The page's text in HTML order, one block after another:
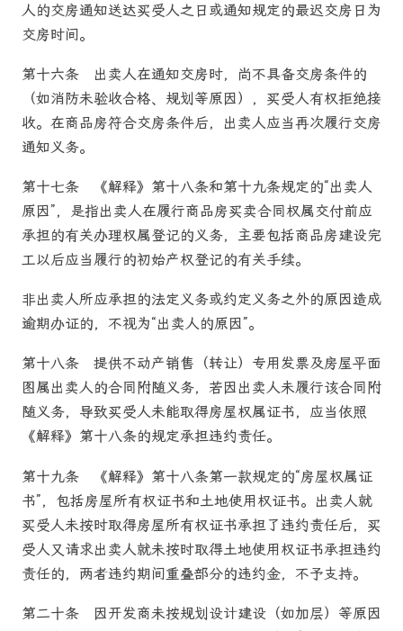
人的交房通知送达买受人之日或通知规定的最迟交房日为
交房时间。
第十六条 出卖人在通知交房时，尚不具备交房条件的
（如消防未验收合格、规划等原因），买受人有权拒绝接
收。在商品房符合交房条件后，出卖人应当再次履行交房
通知义务。
第十七条 《解释》第十八条和第十九条规定的“出卖人
原因”，是指出卖人在履行商品房买卖合同权属交付前应
承担的有关办理权属登记的义务，主要包括商品房建设完
工以后应当履行的初始产权登记的有关手续。
非出卖人所应承担的法定义务或约定义务之外的原因造成
逾期办证的，不视为“出卖人的原因”。
第十八条 提供不动产销售（转让）专用发票及房屋平面
图属出卖人的合同附随义务，若因出卖人未履行该合同附
随义务，导致买受人未能取得房屋权属证书，应当依照
《解释》第十八条的规定承担违约责任。
第十九条 《解释》第十八条第一款规定的“房屋权属证
书”，包括房屋所有权证书和土地使用权证书。出卖人就
买受人未按时取得房屋所有权证书承担了违约责任后，买
受人又请求出卖人就未按时取得土地使用权证书承担违约
责任的，两者违约期间重叠部分的违约金，不予支持。
第二十条 因开发商未按规划设计建设（如加层）等原因